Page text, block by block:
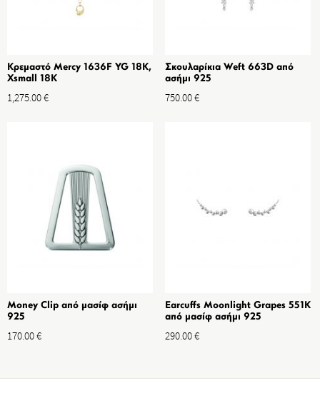
Κρεμαστό Mercy 1636F YG 18K,
Xsmall 18K
1,275.00€
Σκουλαρίκια Weft 663D από
ασήμι 925
750.00€
Money Clip από μασίφ ασήμι
925
170.00€
Earcuffs Moonlight Grapes 551K
από μασίφ ασήμι 925
290.00€